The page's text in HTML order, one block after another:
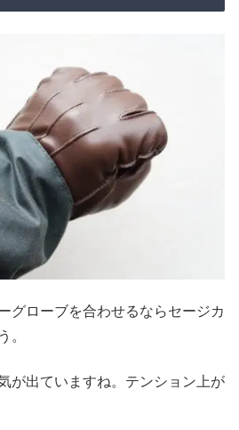
グローブを合わせるならセージカ
。
が出ていますね。テンション上が